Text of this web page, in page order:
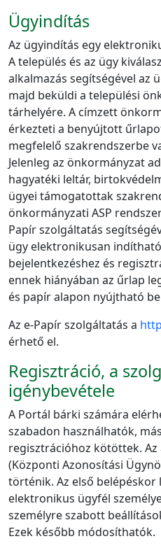
Ügyindítás
Az ügyindítás egy
A település és az ügy
alkalmazás segítségével az
majd beküldi a települési
tárhelyére. A címzett
érkezteti a benyújtott
megfelelő szakrendszerbe
Jelenleg az önkormányzat
hagyatéki leltár,
ügyei támogatottak
önkormányzati ASP
Papír szolgáltatás
ügy elektronikusan
bejelentkezéshez és
ennek hiányában az űrlap
és papír alapon nyújtható
Az e-Papír szolgáltatás a
érhető el.
Regisztráció, a
igénybevétele
A Portál bárki számára
szabadon használhatók,
regisztrációhoz kötöttek. Az
(Központi Azonosítási
történik. Az első belépéskor
elektronikus ügyfél
személyre szabott
Ezek később módosíthatók.